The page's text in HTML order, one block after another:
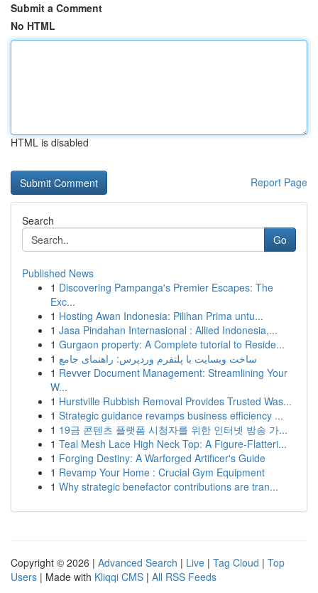
Submit a Comment
No HTML
HTML is disabled
Report Page
Search
Go
Published News
1 Discovering Pampanga's Premier Escapes: The
Exc...
1 Hosting Awan Indonesia: Pilihan Prima untu...
1 Jasa Pindahan Internasional : Allied Indonesia,...
1 Gurgaon property: A Complete tutorial to Reside...
1 ساخت وبسایت با پلتفرم وردپرس: راهنمای جامع
1 Revver Document Management: Streamlining Your
W...
1 Hurstville Rubbish Removal Provides Trusted Was...
1 Strategic guidance revamps business efficiency ...
1 19금 콘텐츠 플랫폼 시청자를 위한 인터넷 방송 가...
1 Teal Mesh Lace High Neck Top: A Figure-Flatteri...
1 Forging Destiny: A Warforged Artificer's Guide
1 Revamp Your Home : Crucial Gym Equipment
1 Why strategic benefactor contributions are tran...
Copyright © 2026 | Advanced Search | Live | Tag Cloud | Top
Users | Made with Kliqqi CMS | All RSS Feeds